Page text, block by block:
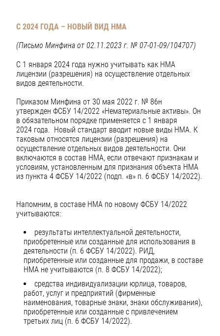
С 2024 ГОДА – НОВЫЙ ВИД НМА
(Письмо Минфина от 02.11.2023 г. № 07-01-09/104707)
С 1 января 2024 года нужно учитывать как НМА
лицензии (разрешения) на осуществление отдельных
видов деятельности.
Приказом Минфина от 30 мая 2022 г. № 86н
утвержден ФСБУ 14/2022 «Нематериальные активы». Он
в обязательном порядке применяется с 1 января
2024 года. Новый стандарт вводит новые виды НМА. К
таковым относятся лицензии (разрешения) на
осуществление отдельных видов деятельности. Они
включаются в состав НМА, если отвечают признакам и
условиям, установленным для признания объекта НМА
из пункта 4 ФСБУ 14/2022 (подп. «в» п. 6 ФСБУ 14/2022).
Напомним, в составе НМА по новому ФСБУ 14/2022
учитываются:
результаты интеллектуальной деятельности,
приобретенные или созданные для использования в
деятельности (п. 6 ФСБУ 14/2022). РИД,
приобретенные или созданные для продажи, в составе
НМА не учитываются (п. 8 ФСБУ 14/2022);
средства индивидуализации юрлица, товаров,
работ, услуг и предприятий (фирменные
наименования, товарные знаки, знаки обслуживания),
приобретенные или созданные с привлечением
третьих лиц (п. 6 ФСБУ 14/2022).